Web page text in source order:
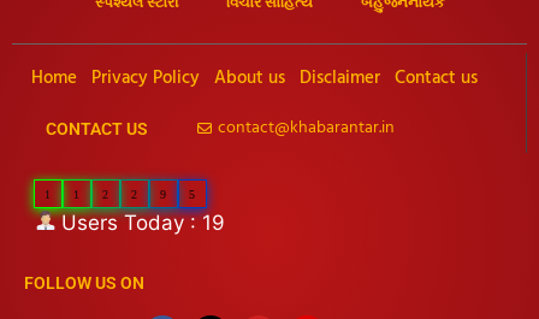
Home Privacy Policy About us Disclaimer Contact us
CONTACT US contact@khabarantar.in
1 1 2 2 9 5
Users Today : 19
FOLLOW US ON